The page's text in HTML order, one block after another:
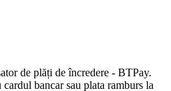
de plăți de încredere - BTPay.
bancar sau plata ramburs la